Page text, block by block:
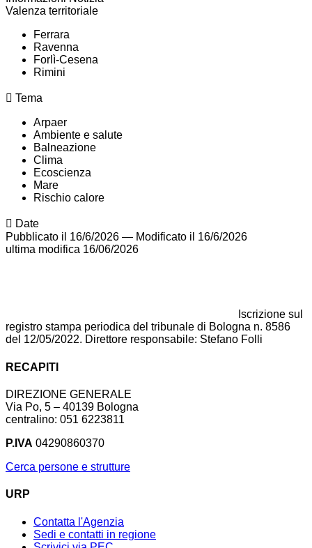
Valenza territoriale
Ferrara
Ravenna
Forlì-Cesena
Rimini
Tema
Arpaer
Ambiente e salute
Balneazione
Clima
Ecoscienza
Mare
Rischio calore
Date
Pubblicato il 16/6/2026 — Modificato il 16/6/2026
ultima modifica 16/06/2026
Iscrizione sul
registro stampa periodica del tribunale di Bologna n. 8586
del 12/05/2022. Direttore responsabile: Stefano Folli
RECAPITI
DIREZIONE GENERALE
Via Po, 5 – 40139 Bologna
centralino: 051 6223811
P.IVA 04290860370
Cerca persone e strutture
URP
Contatta l'Agenzia
Sedi e contatti in regione